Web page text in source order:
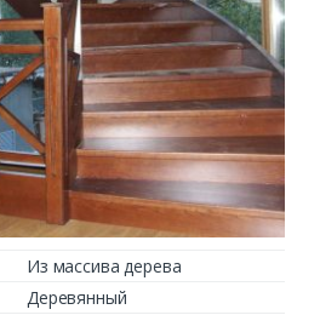
Из массива дерева
Деревянный